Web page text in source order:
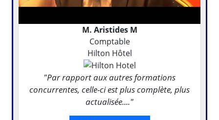
M. Aristides M
Comptable
Hilton Hôtel
"Par rapport aux autres formations
concurrentes, celle-ci est plus complète, plus
actualisée...."